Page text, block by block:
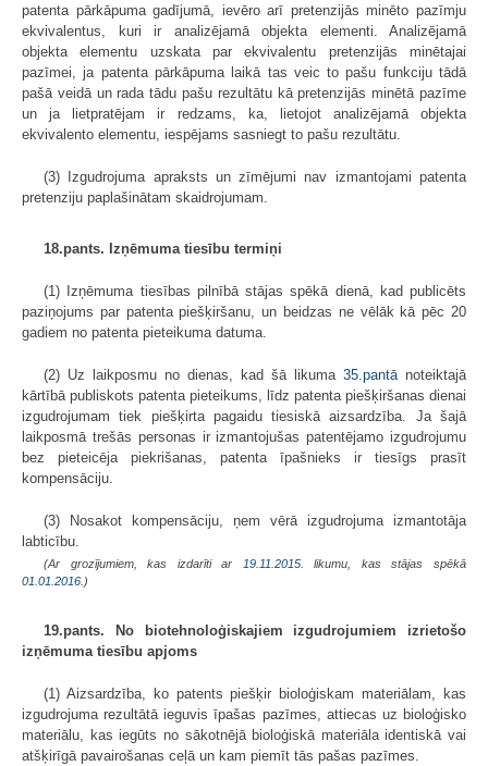
patenta pārkāpuma gadījumā, ievēro arī pretenzijās minēto pazīmju
ekvivalentus, kuri ir analizējamā objekta elementi. Analizējamā
objekta elementu uzskata par ekvivalentu pretenzijās minētajai
pazīmei, ja patenta pārkāpuma laikā tas veic to pašu funkciju tādā
pašā veidā un rada tādu pašu rezultātu kā pretenzijās minētā pazīme
un ja lietpratējam ir redzams, ka, lietojot analizējamā objekta
ekvivalento elementu, iespējams sasniegt to pašu rezultātu.
(3) Izgudrojuma apraksts un zīmējumi nav izmantojami patenta
pretenziju paplašinātam skaidrojumam.
18.pants. Izņēmuma tiesību termiņi
(1) Izņēmuma tiesības pilnībā stājas spēkā dienā, kad publicēts
paziņojums par patenta piešķiršanu, un beidzas ne vēlāk kā pēc 20
gadiem no patenta pieteikuma datuma.
(2) Uz laikposmu no dienas, kad šā likuma 35.pantānoteiktajā
kārtībā publiskots patenta pieteikums, līdz patenta piešķiršanas dienai
izgudrojumam tiek piešķirta pagaidu tiesiskā aizsardzība. Ja šajā
laikposmā trešās personas ir izmantojušas patentējamo izgudrojumu
bez pieteicēja piekrišanas, patenta īpašnieks ir tiesīgs prasīt
kompensāciju.
(3) Nosakot kompensāciju, ņem vērā izgudrojuma izmantotāja
labticību.
(Ar grozījumiem, kas izdarīti ar 19.11.2015. likumu, kas stājas spēkā
01.01.2016. )
19.pants. No biotehnoloģiskajiem izgudrojumiem izrietošo
izņēmuma tiesību apjoms
(1) Aizsardzība, ko patents piešķir bioloģiskam materiālam, kas
izgudrojuma rezultātā ieguvis īpašas pazīmes, attiecas uz bioloģisko
materiālu, kas iegūts no sākotnējā bioloģiskā materiāla identiskā vai
atšķirīgā pavairošanas ceļā un kam piemīt tās pašas pazīmes.